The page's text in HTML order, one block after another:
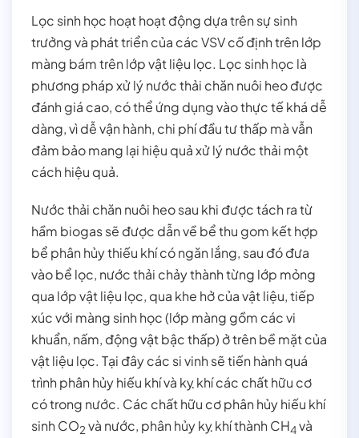
Lọc sinh học hoạt hoạt động dựa trên sự sinh
trưởng và phát triển của các VSV cố định trên lớp
màng bám trên lớp vật liệu lọc. Lọc sinh học là
phương pháp xử lý nước thải chăn nuôi heo được
đánh giá cao, có thể ứng dụng vào thực tế khá dễ
dàng, vì dễ vận hành, chi phí đầu tư thấp mà vẫn
đảm bảo mang lại hiệu quả xử lý nước thải một
cách hiệu quả.
Nước thải chăn nuôi heo sau khi được tách ra từ
hầm biogas sẽ được dẫn về bể thu gom kết hợp
bể phân hủy thiếu khí có ngăn lắng, sau đó đưa
vào bể lọc, nước thải chảy thành từng lớp mỏng
qua lớp vật liệu lọc, qua khe hở của vật liệu, tiếp
xúc với màng sinh học (lớp màng gồm các vi
khuẩn, nấm, động vật bậc thấp) ở trên bề mặt của
vật liệu lọc. Tại đây các si vinh sẽ tiến hành quá
trình phân hủy hiếu khí và kỵ khí các chất hữu cơ
có trong nước. Các chất hữu cơ phân hủy hiếu khí
sinh CO2 và nước, phân hủy kỵ khí thành CH4và